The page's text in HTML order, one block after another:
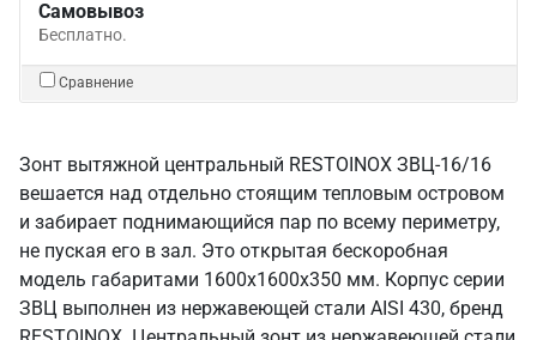
Самовывоз
Бесплатно.
Сравнение
Зонт вытяжной центральный RESTOINOX ЗВЦ-16/16
вешается над отдельно стоящим тепловым островом
и забирает поднимающийся пар по всему периметру,
не пуская его в зал. Это открытая бескоробная
модель габаритами 1600х1600х350 мм. Корпус серии
ЗВЦ выполнен из нержавеющей стали AISI 430, бренд